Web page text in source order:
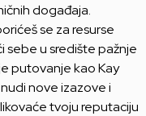
događaja.
se za resurse
sebe u središte pažnje
putovanje kao Kay
nove izazove i
tvoju reputaciju